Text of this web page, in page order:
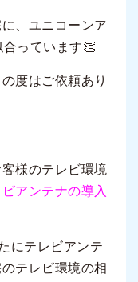
、ユニコーンア
っています👏
度はご依頼あり
様のテレビ環境
アンテナの導入
にテレビアンテ
テレビ環境の相